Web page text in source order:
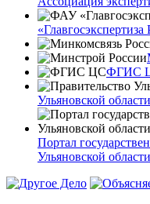
«Главгосэкспертиза
ФГИС
Ульяновской области
Портал
Ульяновской области